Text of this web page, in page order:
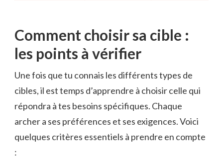
Comment choisir sa cible :
les points à vérifier
Une fois que tu connais les différents types de
cibles, il est temps d’apprendre à choisir celle qui
répondra à tes besoins spécifiques. Chaque
archer a ses préférences et ses exigences. Voici
quelques critères essentiels à prendre en compte
: